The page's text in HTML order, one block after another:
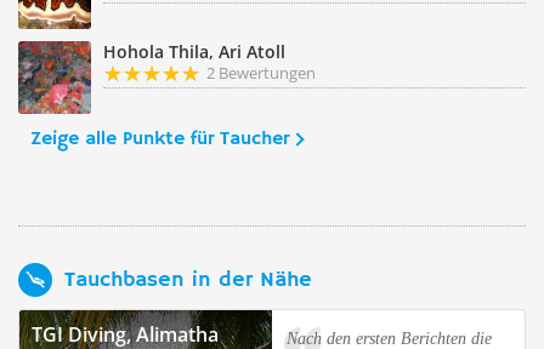
Hohola Thila, Ari Atoll
2 Bewertungen
Zeige alle Punkte für Taucher
Tauchbasen in der Nähe
TGI Diving, Alimatha
Nach den ersten Berichten die